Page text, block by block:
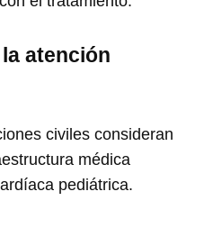
atención
civiles consideran
médica
pediátrica.